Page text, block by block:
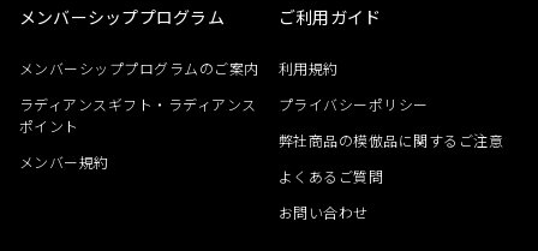
メンバーシッププログラム
メンバーシッププログラムのご案内
ラディアンスギフト・ラディアンス
ポイント
メンバー規約
ご利用ガイド
利用規約
プライバシーポリシー
弊社商品の模倣品に関するご注意
よくあるご質問
お問い合わせ